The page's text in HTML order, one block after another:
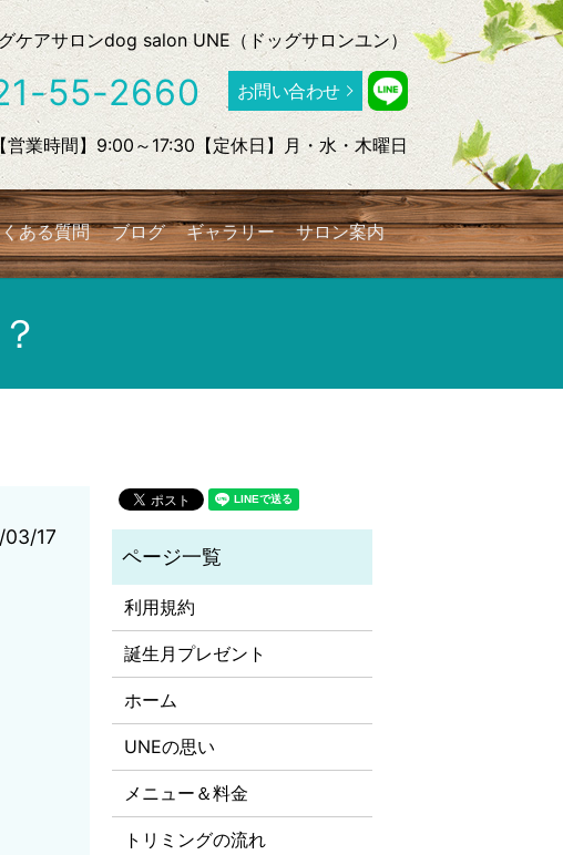
ケアサロンdog salon UNE（ドッグサロンユン）
55-2660 お問い合わせ
営業時間】9:00～17:30【定休日】月・水・木曜日
ある質問 ブログ ギャラリー サロン案内 search
17
利用規約
誕生月プレゼント
ホーム
UNEの思い
メニュー＆料金
トリミングの流れ